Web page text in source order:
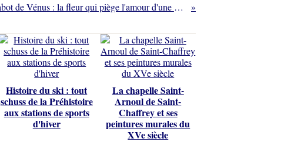
Le sabot de Vénus : la fleur qui piège l'amour d'une abeille...
Histoire du ski : tout
schuss de la Préhistoire
aux stations de sports
d'hiver
La chapelle Saint-
Arnoul de Saint-
Chaffrey et ses
peintures murales du
XVe siècle